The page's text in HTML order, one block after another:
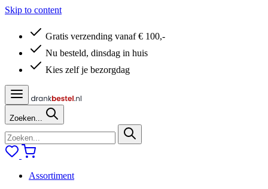
Skip to content
Gratis verzending vanaf € 100,-
Nu besteld, dinsdag in huis
Kies zelf je bezorgdag
Zoeken...
Assortiment